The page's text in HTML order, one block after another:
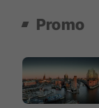
Promo